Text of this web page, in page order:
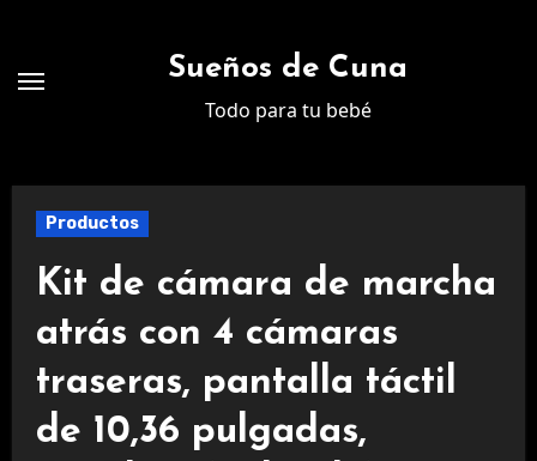
contenido
Sueños de Cuna
Todo para tu bebé
Productos
Kit de cámara de marcha
atrás con 4 cámaras
traseras, pantalla táctil
de 10,36 pulgadas,